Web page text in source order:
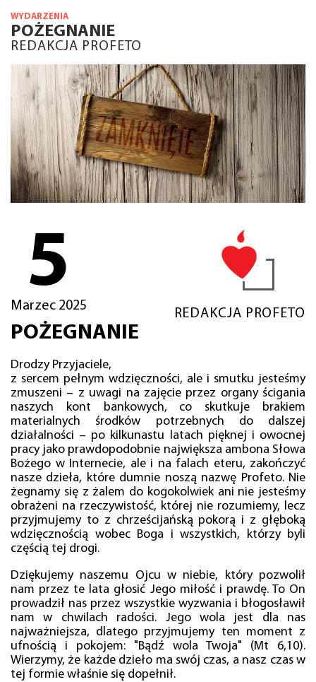
WYDARZENIA
POŻEGNANIE
REDAKCJA PROFETO
5
Marzec 2025
REDAKCJA PROFETO
POŻEGNANIE
Drodzy Przyjaciele,
z sercem pełnym wdzięczności, ale i smutku jesteśmy
zmuszeni – z uwagi na zajęcie przez organy ścigania
naszych kont bankowych, co skutkuje brakiem
materialnych środków potrzebnych do dalszej
działalności – po kilkunastu latach pięknej i owocnej
pracy jako prawdopodobnie największa ambona Słowa
Bożego w Internecie, ale i na falach eteru, zakończyć
nasze dzieła, które dumnie noszą nazwę Profeto. Nie
żegnamy się z żalem do kogokolwiek ani nie jesteśmy
obrażeni na rzeczywistość, której nie rozumiemy, lecz
przyjmujemy to z chrześcijańską pokorą i z głęboką
wdzięcznością wobec Boga i wszystkich, którzy byli
częścią tej drogi.
Dziękujemy naszemu Ojcu w niebie, który pozwolił
nam przez te lata głosić Jego miłość i prawdę. To On
prowadził nas przez wszystkie wyzwania i błogosławił
nam w chwilach radości. Jego wola jest dla nas
najważniejsza, dlatego przyjmujemy ten moment z
ufnością i pokojem: "Bądź wola Twoja" (Mt 6,10).
Wierzymy, że każde dzieło ma swój czas, a nasz czas w
tej formie właśnie się dopełnił.